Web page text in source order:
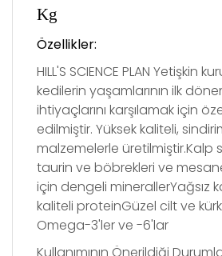
Kg
Özellikler:
HILL'S SCIENCE PLAN Yetişkin
kedilerin yaşamlarının ilk
ihtiyaçlarını karşılamak için
edilmiştir. Yüksek kaliteli,
malzemelerle üretilmiştir.Kalp
taurin ve böbrekleri ve
için dengeli minerallerYağsız
kaliteli proteinGüzel cilt ve
Omega-3'ler ve -6'lar
Kullanımının Önerildiği